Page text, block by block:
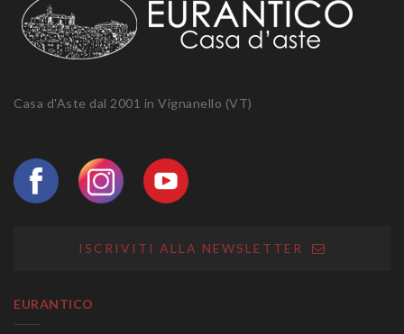
Casa d'Aste dal 2001 in Vignanello (VT)
ISCRIVITI ALLA NEWSLETTER
EURANTICO